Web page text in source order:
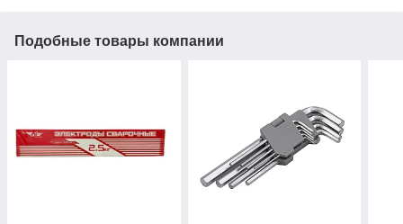
Подобные товары компании